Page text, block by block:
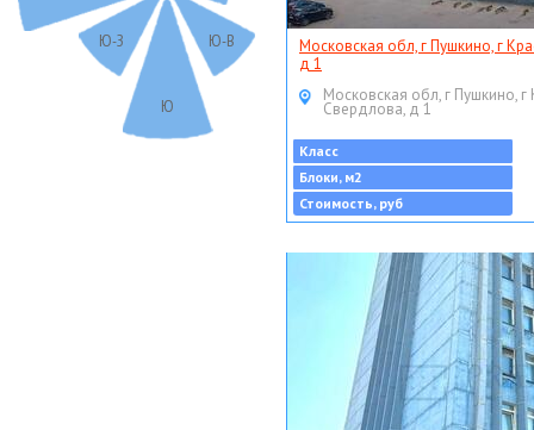
Ю-В
Ю
Ю-З
Московская обл, г Пушкино, г
д 1
Московская обл, г Пушкино, г
Свердлова, д 1
Класс
Блоки, м2
Стоимость, руб